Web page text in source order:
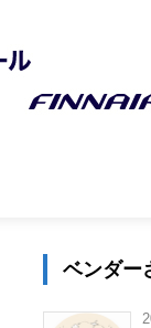
ベンダー